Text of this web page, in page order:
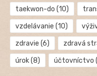
taekwon-do (10)
vzdelávanie (10)
zdravie (6) zdravá
úrok(8) účtovníctvo